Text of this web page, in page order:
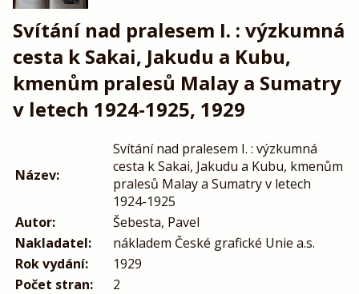
Svítání nad pralesem I. : výzkumná
cesta k Sakai, Jakudu a Kubu,
kmenům pralesů Malay a Sumatry
v letech 1924-1925, 1929
Název:
Svítání nad pralesem I. : výzkumná
cesta k Sakai, Jakudu a Kubu, kmenům
pralesů Malay a Sumatry v letech
1924-1925
Autor:
Šebesta, Pavel
Nakladatel:
nákladem České grafické Unie a.s.
Rok vydání:
1929
Počet stran:
2